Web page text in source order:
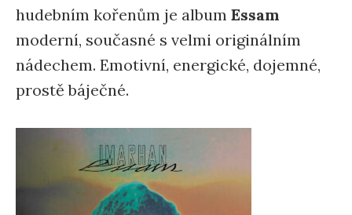
hudebním kořenům je album Essam
moderní, současné s velmi originálním
nádechem. Emotivní, energické, dojemné,
prostě báječné.